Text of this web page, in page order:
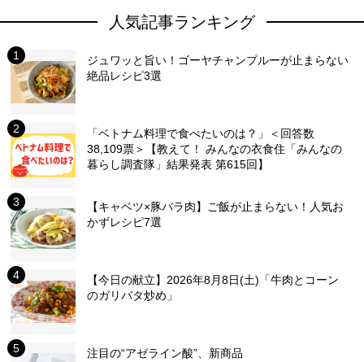
人気記事ランキング
ジュワッと旨い！ゴーヤチャンプルーが止まらない
絶品レシピ3選
「ベトナム料理で食べたいのは？」＜回答数
38,109票＞【教えて！ みんなの衣食住「みんなの
暮らし調査隊」結果発表 第615回】
【キャベツ×豚バラ肉】ご飯が止まらない！人気お
かずレシピ7選
【今日の献立】2026年8月8日(土)「牛肉とコーン
のガリバタ炒め」
注目の“アゼライン酸”、新商品